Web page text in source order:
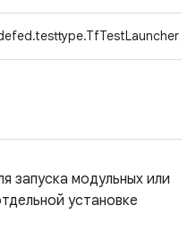
запуска модульных или
установке